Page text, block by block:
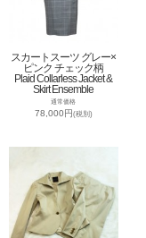
スカートスーツ グレー×
ピンク チェック柄
Plaid Collarless Jacket &
Skirt Ensemble
通常価格
78,000円(税別)